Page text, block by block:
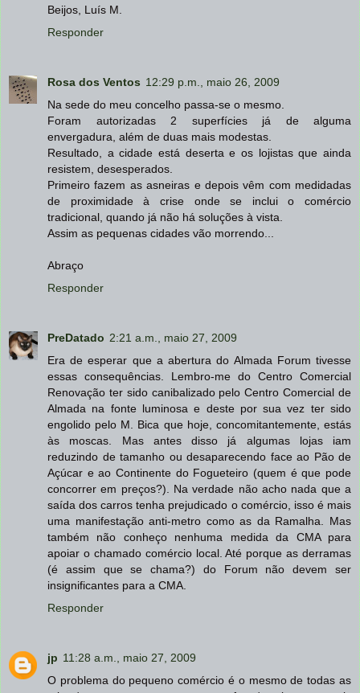
Beijos, Luís M.
Responder
Rosa dos Ventos 12:29 p.m., maio 26, 2009
Na sede do meu concelho passa-se o mesmo.
Foram autorizadas 2 superfícies já de alguma
envergadura, além de duas mais modestas.
Resultado, a cidade está deserta e os lojistas que ainda
resistem, desesperados.
Primeiro fazem as asneiras e depois vêm com medidadas
de proximidade à crise onde se inclui o comércio
tradicional, quando já não há soluções à vista.
Assim as pequenas cidades vão morrendo...
Abraço
Responder
PreDatado 2:21 a.m., maio 27, 2009
Era de esperar que a abertura do Almada Forum tivesse
essas consequências. Lembro-me do Centro Comercial
Renovação ter sido canibalizado pelo Centro Comercial de
Almada na fonte luminosa e deste por sua vez ter sido
engolido pelo M. Bica que hoje, concomitantemente, estás
às moscas. Mas antes disso já algumas lojas iam
reduzindo de tamanho ou desaparecendo face ao Pão de
Açúcar e ao Continente do Fogueteiro (quem é que pode
concorrer em preços?). Na verdade não acho nada que a
saída dos carros tenha prejudicado o comércio, isso é mais
uma manifestação anti-metro como as da Ramalha. Mas
também não conheço nenhuma medida da CMA para
apoiar o chamado comércio local. Até porque as derramas
(é assim que se chama?) do Forum não devem ser
insignificantes para a CMA.
Responder
jp 11:28 a.m., maio 27, 2009
O problema do pequeno comércio é o mesmo de todas as